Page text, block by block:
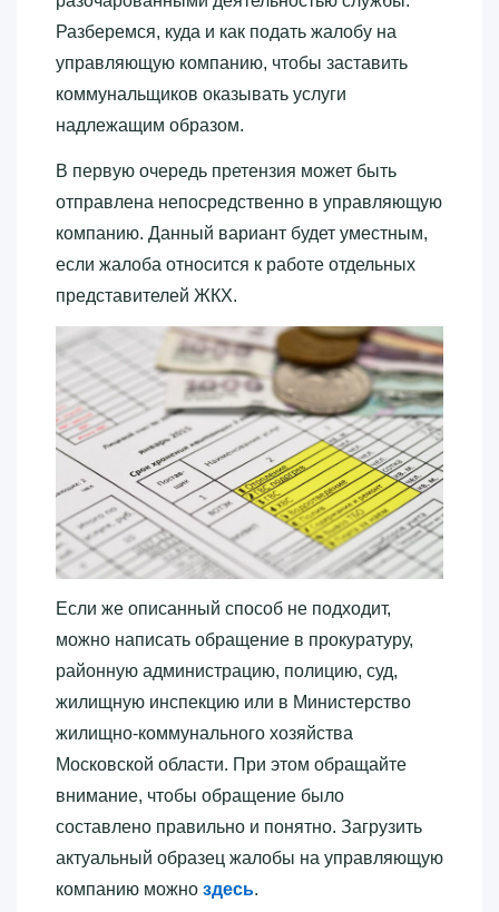
Разберемся, куда и как подать жалобу на
управляющую компанию, чтобы заставить
коммунальщиков оказывать услуги
надлежащим образом.
В первую очередь претензия может быть
отправлена непосредственно в управляющую
компанию. Данный вариант будет уместным,
если жалоба относится к работе отдельных
представителей ЖКХ.
Если же описанный способ не подходит,
можно написать обращение в прокуратуру,
районную администрацию, полицию, суд,
жилищную инспекцию или в Министерство
жилищно-коммунального хозяйства
Московской области. При этом обращайте
внимание, чтобы обращение было
составлено правильно и понятно. Загрузить
актуальный образец жалобы на управляющую
компанию можно здесь.